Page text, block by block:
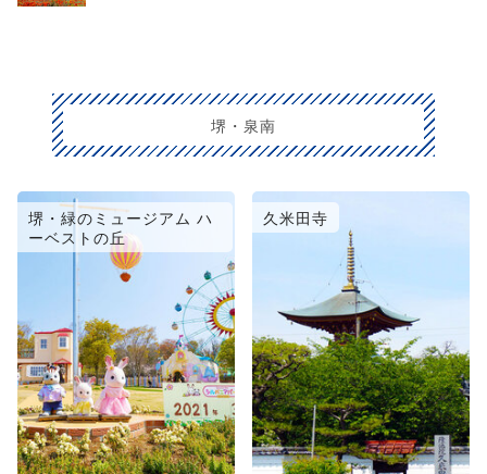
堺・泉南
堺・緑のミュージアム ハ
ーベストの丘
久米田寺